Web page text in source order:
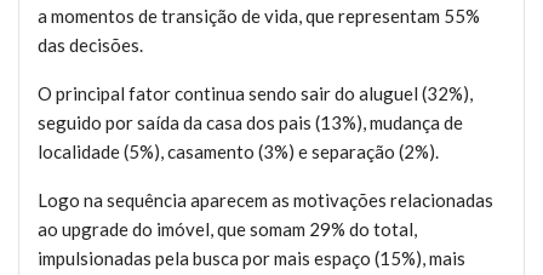
a momentos de transição de vida, que representam 55%
das decisões.
O principal fator continua sendo sair do aluguel (32%),
seguido por saída da casa dos pais (13%), mudança de
localidade (5%), casamento (3%) e separação (2%).
Logo na sequência aparecem as motivações relacionadas
ao upgrade do imóvel, que somam 29% do total,
impulsionadas pela busca por mais espaço (15%), mais